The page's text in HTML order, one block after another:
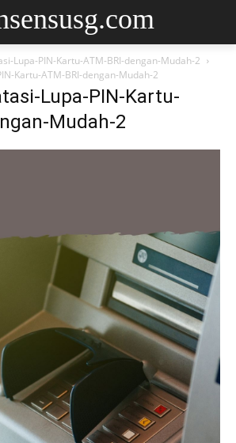
Lupa-PIN-Kartu-ATM-BRI-dengan-Mudah-2
Kartu-ATM-BRI-dengan-Mudah-2
Lupa-PIN-Kartu-
Mudah-2